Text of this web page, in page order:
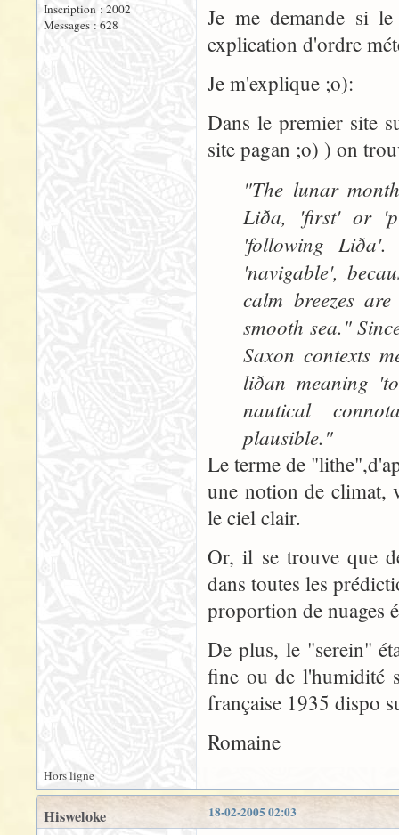
Inscription : 2002
Messages : 628
Je me demande si
explication d'ordre
Je m'explique ;o):
Dans le premier site
site pagan ;o) ) on
"The lunar
Liða, 'first' or
'following
'navigable',
calm breezes
smooth sea."
Saxon contexts
liðan meaning
nautical
plausible."
Le terme de
une notion de climat,
le ciel clair.
Or, il se trouve que
dans toutes les
proportion de nuages
De plus, le "serein"
fine ou de l'humidité
française 1935 dispo
Romaine
Hors ligne
18-02-2005 02:03
Hisweloke